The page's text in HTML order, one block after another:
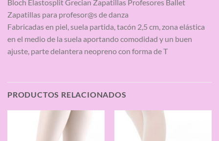
Bloch Elastosplit Grecian Zapatillas Profesores Ballet
Zapatillas para profesor@s de danza
Fabricadas en piel, suela partida, tacón 2,5 cm, zona elástica
en el medio de la suela aportando comodidad y un buen
ajuste, parte delantera neopreno con forma de T
PRODUCTOS RELACIONADOS